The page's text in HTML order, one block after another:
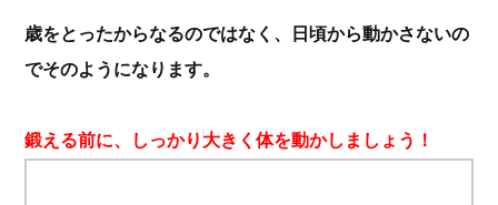
歳をとったからなるのではなく、日頃から動かさないの
でそのようになります。
鍛える前に、しっかり大きく体を動かしましょう！